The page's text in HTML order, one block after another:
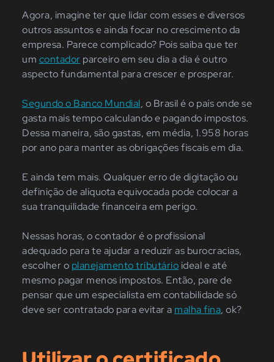
Agora, imagine ter que lidar com esses e diversos
outros assuntos e ainda focar no crescimento da
empresa. Parece complicado? Pois saiba que ter
um contador parceiro em seu dia a dia é outro
aspecto fundamental para crescer e prosperar.
Segundo o Banco Mundial, o Brasil é o país onde se
gasta mais tempo calculando e pagando impostos.
Dessa maneira, são gastas, em média, 1.958 horas
por ano para manter as obrigações fiscais em dia.
E ainda tem mais. Qualquer erro de digitação ou
definição de alíquota equivocada pode colocar a
sua tranquilidade financeira em perigo.
Nessas horas, o contador é o profissional
adequado para te ajudar a reduzir as burocracias,
escolher o planejamento tributário ideal e até
mesmo pagar menos impostos. Então, pare de
pensar que um especialista em contabilidade só
deve ser contratado para evitar a malha fina, ok?